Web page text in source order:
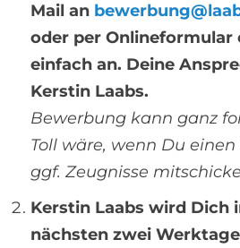
Mail an
oder per Onlineformular
einfach an. Deine
Kerstin Laabs.
Bewerbung kann ganz
Toll wäre, wenn Du
ggf. Zeugnisse
Kerstin Laabs wird Dich
nächsten zwei